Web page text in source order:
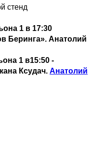
стенд
1 в 17:30
Беринга». Анатолий
1 в15:50 -
Ксудач. Анатолий